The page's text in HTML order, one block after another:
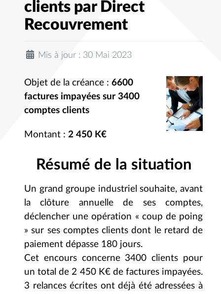
clients par Direct
Recouvrement
Mis à jour : 30 Mai 2023
Objet de la créance : 6600
factures impayées sur 3400
comptes clients
Montant : 2 450 K€
Résumé de la situation
Un grand groupe industriel souhaite, avant
la clôture annuelle de ses comptes,
déclencher une opération « coup de poing
» sur ses comptes clients dont le retard de
paiement dépasse 180 jours.
Cet encours concerne 3400 clients pour
un total de 2 450 K€ de factures impayées.
3 relances écrites ont déjà été adressées à